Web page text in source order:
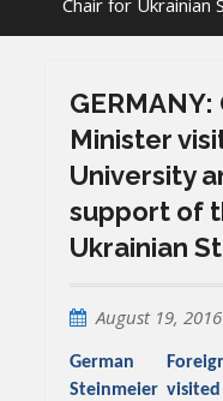
Chair for Ukrainian
Minister
University
support of
Ukrainian
August 19, 2016
German
Steinmeier